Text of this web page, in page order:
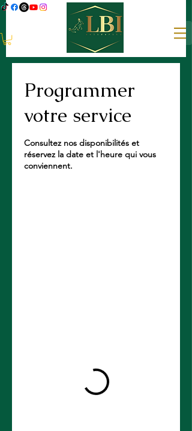
Programmer
votre service
Consultez nos disponibilités et
réservez la date et l'heure qui vous
conviennent.